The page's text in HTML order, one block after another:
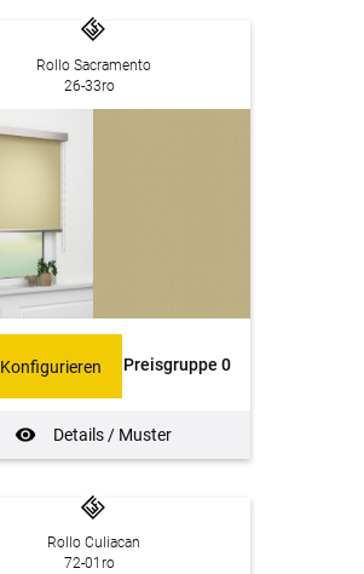
Rollo Sacramento
26-33ro
Preisgruppe 0
Details / Muster
Konfigurieren
Rollo Culiacan
72-01ro